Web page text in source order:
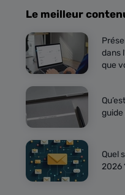
Le meilleur
dans
que
Quel
2026